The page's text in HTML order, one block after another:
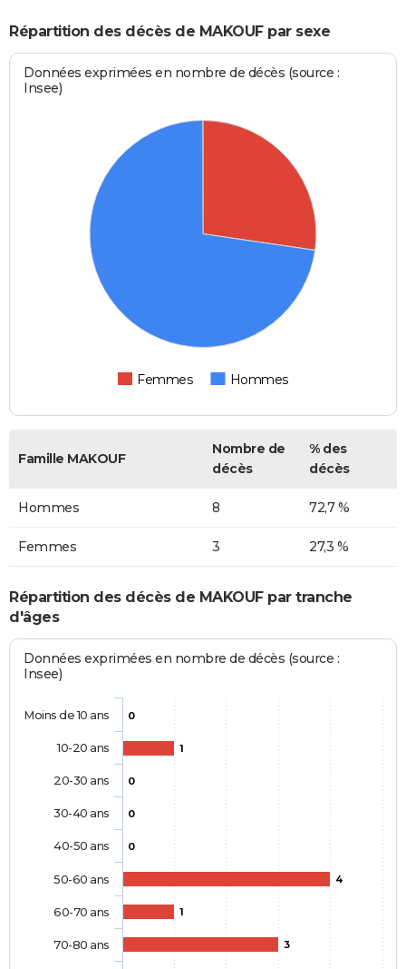
Répartition des décès de MAKOUF par sexe
Données exprimées en nombre de décès (source :
Insee)
Femmes Hommes
Famille MAKOUF
Nombre de
décès
% des
décès
Hommes 8 72,7 %
Femmes 3 27,3 %
Répartition des décès de MAKOUF par tranche
d'âges
Données exprimées en nombre de décès (source :
Insee)
0
1
0
0
0
4
1
3
Moins de 10 ans
10-20 ans
20-30 ans
30-40 ans
40-50 ans
50-60 ans
60-70 ans
70-80 ans